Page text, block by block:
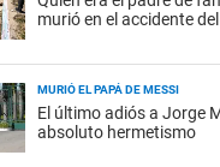
murió en el accidente
MURIÓ EL PAPÁ DE MESSI
El último adiós a Jorge
absoluto hermetismo